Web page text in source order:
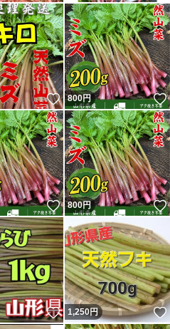
いいね！
800円
いいね！
800円
いいね！
1,250円